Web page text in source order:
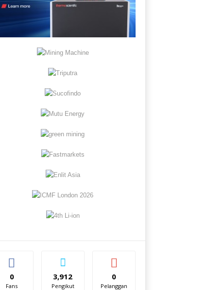
0
Fans
3,912
Pengikut
0
Pelanggan